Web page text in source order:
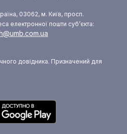
03062, м. Київ, просп.
електронної пошти суб’єкта:
довідника. Призначений для